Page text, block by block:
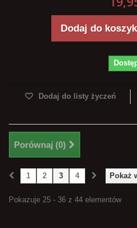
Dodaj do
Dodaj do listy życzeń
Porównaj (0)
Pokaż
1 2 3 4
Pokazuje 25 - 36 z 44 elementów